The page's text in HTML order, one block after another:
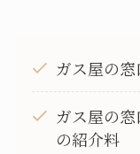
ガス屋の
ガス屋の
の紹介料